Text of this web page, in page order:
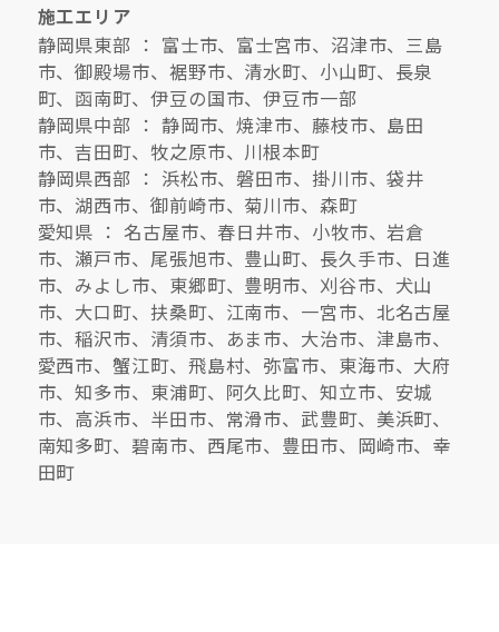
施工エリア
静岡県東部 ： 富士市、富士宮市、沼津市、三島
市、御殿場市、裾野市、清水町、小山町、長泉
町、函南町、伊豆の国市、伊豆市一部
静岡県中部 ： 静岡市、焼津市、藤枝市、島田
市、吉田町、牧之原市、川根本町
静岡県西部 ： 浜松市、磐田市、掛川市、袋井
市、湖西市、御前崎市、菊川市、森町
愛知県 ： 名古屋市、春日井市、小牧市、岩倉
市、瀬戸市、尾張旭市、豊山町、長久手市、日進
市、みよし市、東郷町、豊明市、刈谷市、犬山
市、大口町、扶桑町、江南市、一宮市、北名古屋
市、稲沢市、清須市、あま市、大治市、津島市、
愛西市、蟹江町、飛島村、弥富市、東海市、大府
市、知多市、東浦町、阿久比町、知立市、安城
市、高浜市、半田市、常滑市、武豊町、美浜町、
南知多町、碧南市、西尾市、豊田市、岡崎市、幸
田町